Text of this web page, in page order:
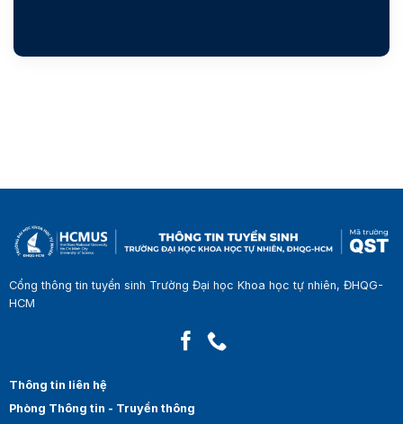
Cổng thông tin tuyển sinh Trường Đại học Khoa học tự nhiên, ĐHQG-
HCM
Thông tin liên hệ
Phòng Thông tin - Truyền thông